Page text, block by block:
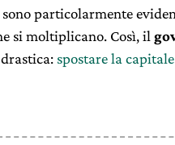
particolarmente
si moltiplicano. Così, il
spostare la capitale